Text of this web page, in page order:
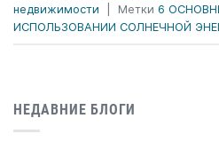
недвижимости
Метки 6
ИСПОЛЬЗОВАНИИ СОЛНЕЧНОЙ
НЕДАВНИЕ БЛОГИ